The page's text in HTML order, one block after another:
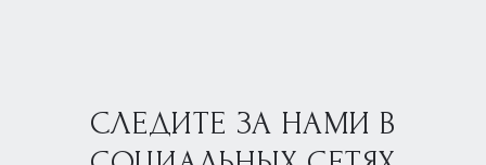
СЛЕДИТЕ ЗА НАМИ В